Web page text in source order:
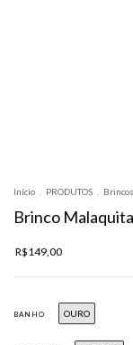
Início PRODUTOS Brincos
Brinco Malaquita
R$149,00
BANHO OURO